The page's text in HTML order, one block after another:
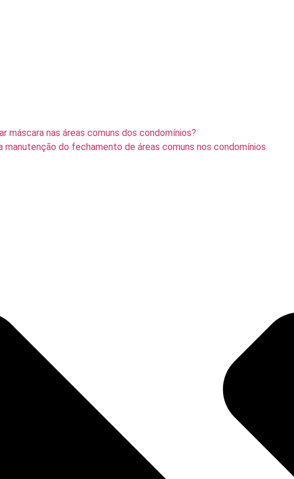
máscara nas áreas comuns dos condomínios?
manutenção do fechamento de áreas comuns nos condomínios